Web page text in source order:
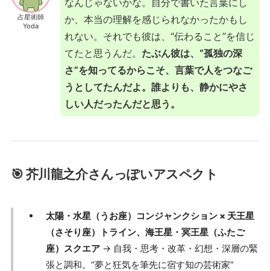
占星術師
Yoda
か、本当の理解を感じられなかったかもし
れない。それでも彼は、“伝わること”を信じ
てたと思うんだ。 たぶん彼は、“孤独の深
さ”を知ってるからこそ、言葉で人をつなご
うとしてたんだよ。誰よりも、静かにやさ
しい人だったんだと思う。
🎯 芥川龍之介さんっぽいアスペクト
太陽・水星（うお座）コンジャンクション × 天王星
（さそり座）トライン、海王星・冥王星（ふたご
座）スクエア→ 自我・思考・改革・幻想・深層の緊
張と調和。“夢と狂気を筆先に宿す知の芸術家”